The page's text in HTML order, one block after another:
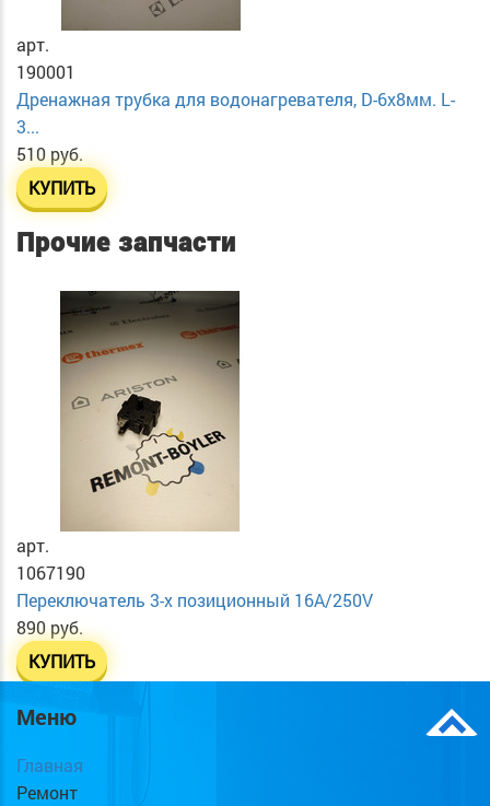
арт.
190001
Дренажная трубка для водонагревателя, D-6х8мм. L-
3...
510 руб.
КУПИТЬ
Прочие запчасти
арт.
1067190
Переключатель 3-х позиционный 16А/250V
890 руб.
КУПИТЬ
Меню
Главная
Ремонт